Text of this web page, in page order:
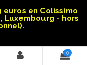
en Colissimo
Luxembourg - hors
0